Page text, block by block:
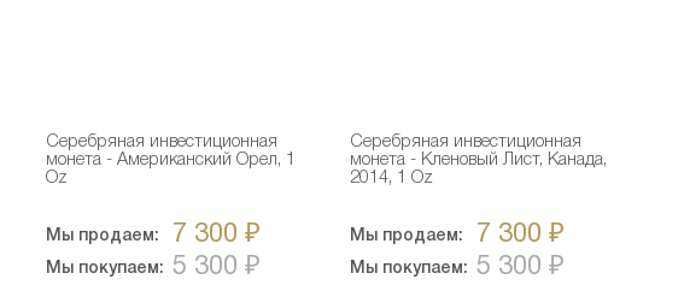
Серебряная инвестиционная
монета - Американский Орел, 1
Oz
Мы продаем: 7 300 ₽
Мы покупаем: 5 300 ₽
Серебряная инвестиционная
монета - Кленовый Лист, Канада,
2014, 1 Oz
Мы продаем: 7 300 ₽
Мы покупаем: 5 300 ₽